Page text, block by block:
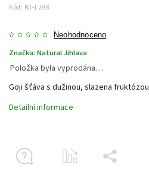
Kód: NJ-1298
Neohodnoceno
Značka: Natural Jihlava
Položka byla vyprodána…
Goji šťáva s dužinou, slazena fruktózou
Detailní informace